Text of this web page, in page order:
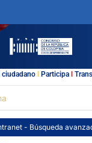
ciudadano l Participal
- Búsqueda